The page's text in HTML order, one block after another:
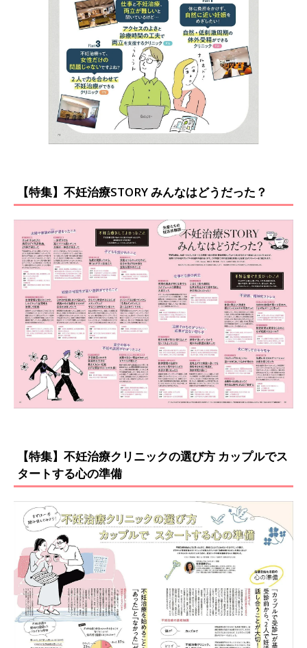
【特集】不妊治療STORY みんなはどうだった？
【特集】不妊治療クリニックの選び方 カップルでス
タートする心の準備